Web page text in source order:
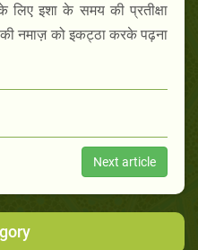
इशा के समय की प्रतीक्षा
नमाज़ को इकट्ठा करके पढ़ना
Next article